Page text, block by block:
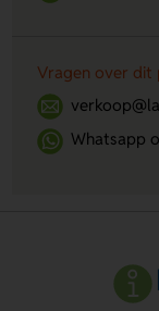
Vragen over dit
Whatsapp